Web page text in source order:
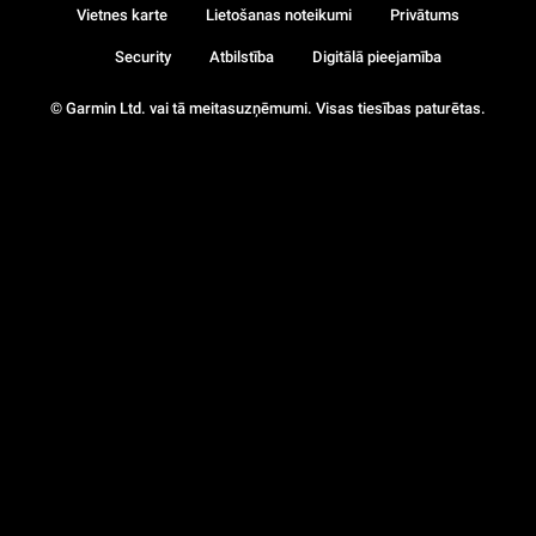
© Garmin Ltd. vai tā meitasuzņēmumi. Visas tiesības paturētas.
Vietnes karte Lietošanas noteikumi Privātums
Security Atbilstība Digitālā pieejamība